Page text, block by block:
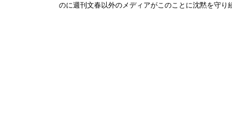
のに週刊文春以外のメディアがこのことに沈黙を守り